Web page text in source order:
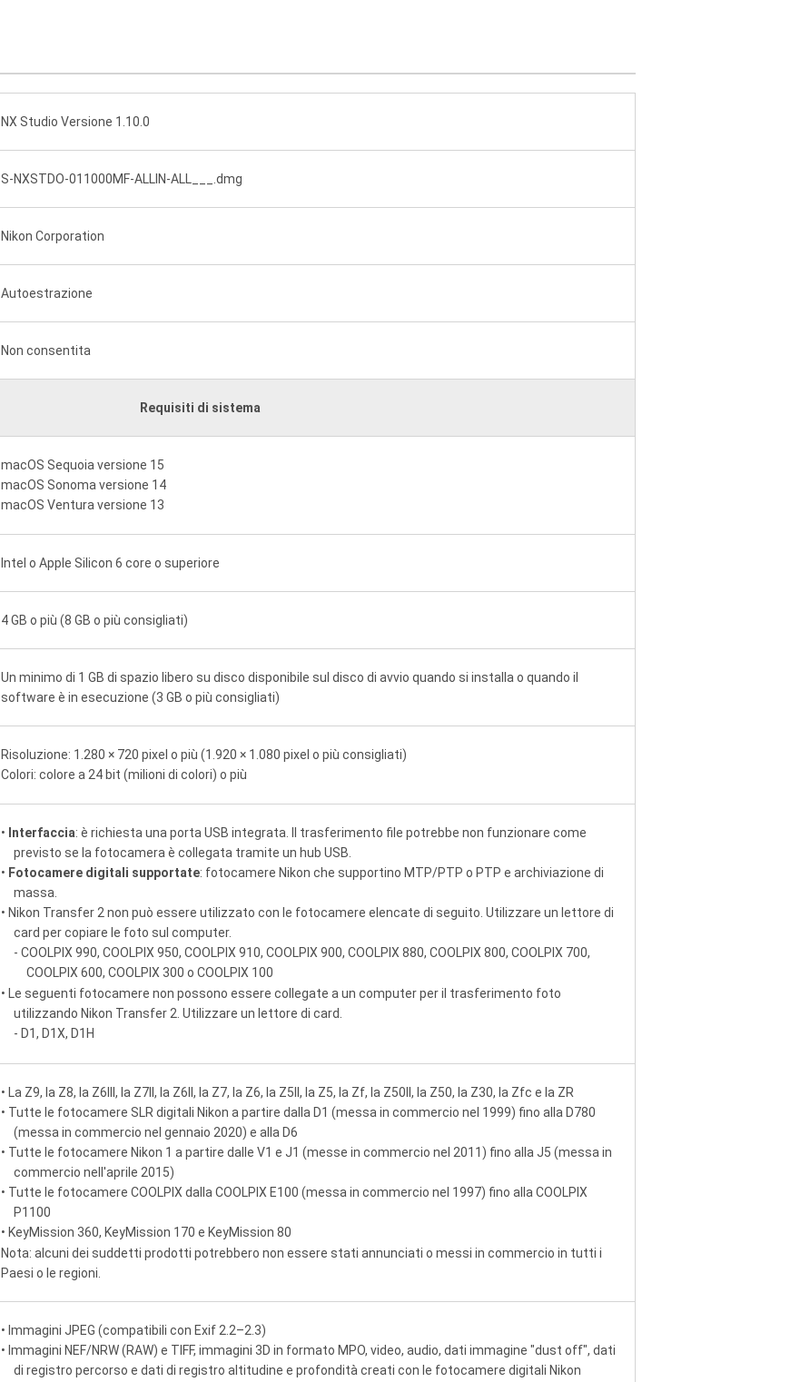
NX Studio Versione 1.10.0
S-NXSTDO-011000MF-ALLIN-ALL___.dmg
Nikon Corporation
Autoestrazione
Non consentita
Requisiti di sistema
macOS Sequoia versione 15
macOS Sonoma versione 14
macOS Ventura versione 13
Intel o Apple Silicon 6 core o superiore
4 GB o più (8 GB o più consigliati)
Un minimo di 1 GB di spazio libero su disco disponibile sul disco di avvio quando si installa o quando il
software è in esecuzione (3 GB o più consigliati)
Risoluzione: 1.280 × 720 pixel o più (1.920 × 1.080 pixel o più consigliati)
Colori: colore a 24 bit (milioni di colori) o più
• Interfaccia: è richiesta una porta USB integrata. Il trasferimento file potrebbe non funzionare come
previsto se la fotocamera è collegata tramite un hub USB.
• Fotocamere digitali supportate: fotocamere Nikon che supportino MTP/PTP o PTP e archiviazione di
massa.
• Nikon Transfer 2 non può essere utilizzato con le fotocamere elencate di seguito. Utilizzare un lettore di
card per copiare le foto sul computer.
- COOLPIX 990, COOLPIX 950, COOLPIX 910, COOLPIX 900, COOLPIX 880, COOLPIX 800, COOLPIX 700,
COOLPIX 600, COOLPIX 300 o COOLPIX 100
• Le seguenti fotocamere non possono essere collegate a un computer per il trasferimento foto
utilizzando Nikon Transfer 2. Utilizzare un lettore di card.
- D1, D1X, D1H
• La Z9, la Z8, la Z6III, la Z7II, la Z6II, la Z7, la Z6, la Z5II, la Z5, la Zf, la Z50II, la Z50, la Z30, la Zfc e la ZR
• Tutte le fotocamere SLR digitali Nikon a partire dalla D1 (messa in commercio nel 1999) fino alla D780
(messa in commercio nel gennaio 2020) e alla D6
• Tutte le fotocamere Nikon 1 a partire dalle V1 e J1 (messe in commercio nel 2011) fino alla J5 (messa in
commercio nell'aprile 2015)
• Tutte le fotocamere COOLPIX dalla COOLPIX E100 (messa in commercio nel 1997) fino alla COOLPIX
P1100
• KeyMission 360, KeyMission 170 e KeyMission 80
Nota: alcuni dei suddetti prodotti potrebbero non essere stati annunciati o messi in commercio in tutti i
Paesi o le regioni.
• Immagini JPEG (compatibili con Exif 2.2–2.3)
• Immagini NEF/NRW (RAW) e TIFF, immagini 3D in formato MPO, video, audio, dati immagine "dust off", dati
di registro percorso e dati di registro altitudine e profondità creati con le fotocamere digitali Nikon